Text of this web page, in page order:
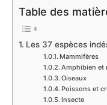
Table des
Les 37 espèces
Mammifères
Amphibien et
Oiseaux
Poissons et
Insecte